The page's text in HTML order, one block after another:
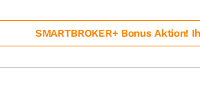
SMARTBROKER+ Bonus Aktion!